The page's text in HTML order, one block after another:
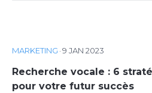
MARKETING ·9 JAN 2023
Recherche vocale : 6
pour votre futur succès